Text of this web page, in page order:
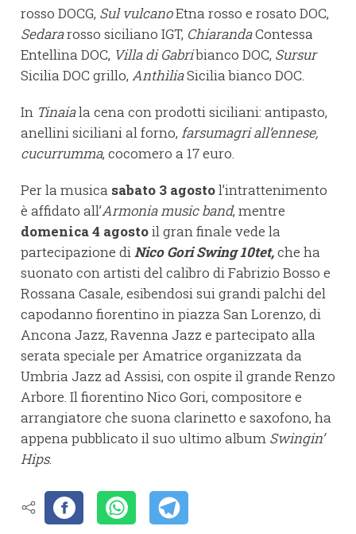
rosso DOCG, Sul vulcanoEtna rosso e rosato DOC,
Sedararosso siciliano IGT, ChiarandaContessa
Entellina DOC, Villa di Gabribianco DOC, Sursur
Sicilia DOC grillo, AnthìliaSicilia bianco DOC.
In Tinaiala cena con prodotti siciliani: antipasto,
anellini siciliani al forno, farsumagri all’ennese,
cucurrumma, cocomero a 17 euro.
Per la musica sabato 3 agostol’intrattenimento
è affidato all’Armonia music band, mentre
domenica 4 agostoil gran finale vede la
partecipazione diNico Gori Swing 10tet,che ha
suonato con artisti del calibro di Fabrizio Bosso e
Rossana Casale, esibendosi sui grandi palchi del
capodanno fiorentino in piazza San Lorenzo, di
Ancona Jazz, Ravenna Jazz e partecipato alla
serata speciale per Amatrice organizzata da
Umbria Jazz ad Assisi, con ospite il grande Renzo
Arbore. Il fiorentino Nico Gori, compositore e
arrangiatore che suona clarinetto e saxofono, ha
appena pubblicato il suo ultimo album Swingin’
Hips.